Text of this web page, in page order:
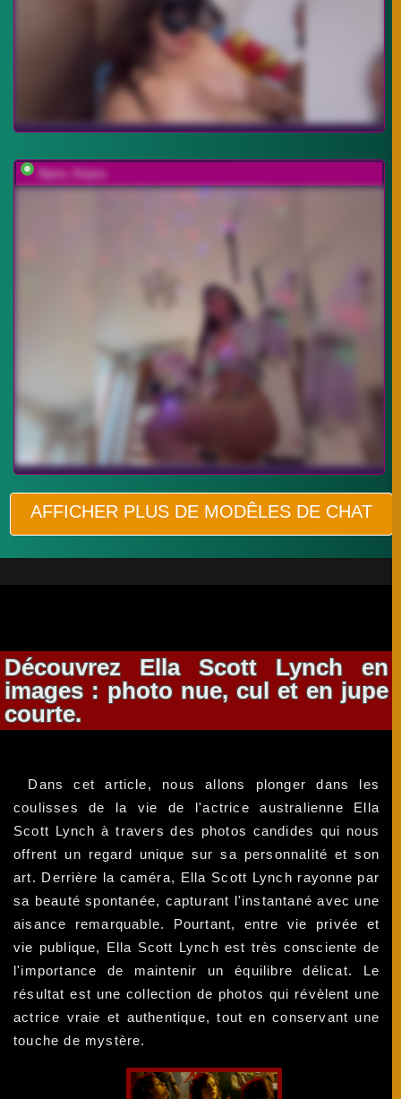
Ajara_Gujuu
AFFICHER PLUS DE MODÊLES DE CHAT
Découvrez Ella Scott Lynch en
images : photo nue, cul et en jupe
courte.
Dans cet article, nous allons plonger dans les
coulisses de la vie de l'actrice australienne Ella
Scott Lynch à travers des photos candides qui nous
offrent un regard unique sur sa personnalité et son
art. Derrière la caméra, Ella Scott Lynch rayonne par
sa beauté spontanée, capturant l'instantané avec une
aisance remarquable. Pourtant, entre vie privée et
vie publique, Ella Scott Lynch est très consciente de
l'importance de maintenir un équilibre délicat. Le
résultat est une collection de photos qui révèlent une
actrice vraie et authentique, tout en conservant une
touche de mystère.